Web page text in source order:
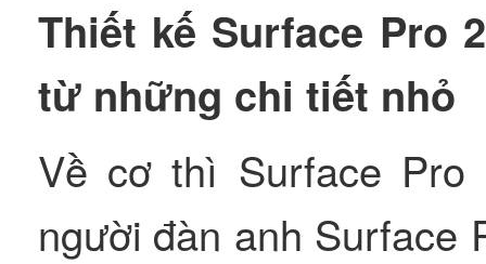
Thiết kế Surface Pro
từ những chi tiết nhỏ
Về cơ thì Surface
người đàn anh Surface